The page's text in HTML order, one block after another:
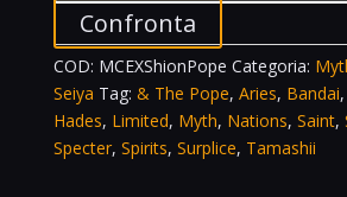
Shion
Surplice
Specter
&
The
Pope
Confronta
COD: MCEXShionPope Categoria:
Seiya Tag: & The Pope, Aries, Bandai,
Hades, Limited, Myth, Nations, Saint,
Specter, Spirits, Surplice, Tamashii